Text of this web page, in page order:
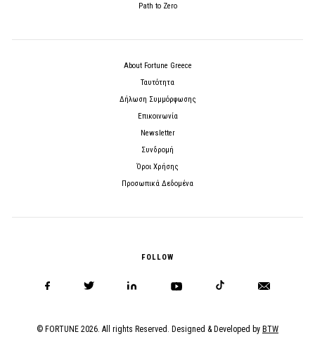
Path to Zero
About Fortune Greece
Ταυτότητα
Δήλωση Συμμόρφωσης
Επικοινωνία
Newsletter
Συνδρομή
Όροι Χρήσης
Προσωπικά Δεδομένα
FOLLOW
© FORTUNE 2026. All rights Reserved. Designed & Developed by BTW